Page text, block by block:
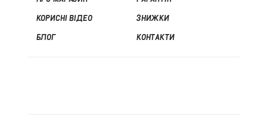
КОРИСНІ ВІДЕО
БЛОГ
ЗНИЖКИ
КОНТАКТИ